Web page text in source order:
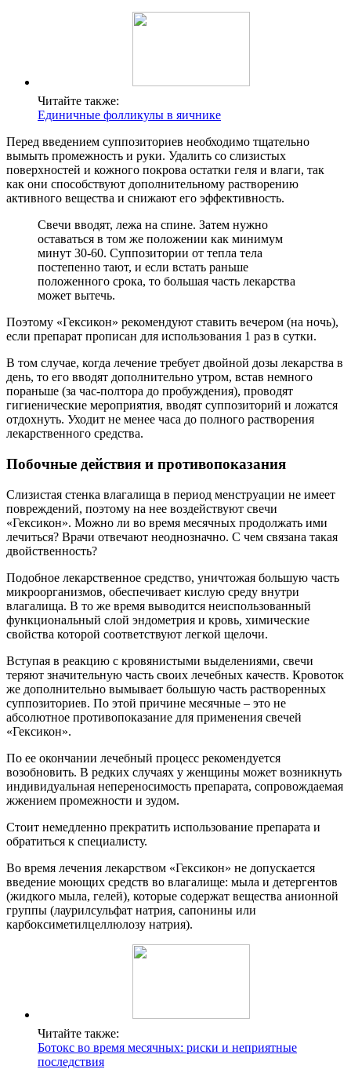
Читайте также:
Единичные фолликулы в яичнике
Перед введением суппозиториев необходимо тщательно
вымыть промежность и руки. Удалить со слизистых
поверхностей и кожного покрова остатки геля и влаги, так
как они способствуют дополнительному растворению
активного вещества и снижают его эффективность.
Свечи вводят, лежа на спине. Затем нужно
оставаться в том же положении как минимум
минут 30-60. Суппозитории от тепла тела
постепенно тают, и если встать раньше
положенного срока, то большая часть лекарства
может вытечь.
Поэтому «Гексикон» рекомендуют ставить вечером (на ночь),
если препарат прописан для использования 1 раз в сутки.
В том случае, когда лечение требует двойной дозы лекарства в
день, то его вводят дополнительно утром, встав немного
пораньше (за час-полтора до пробуждения), проводят
гигиенические мероприятия, вводят суппозиторий и ложатся
отдохнуть. Уходит не менее часа до полного растворения
лекарственного средства.
Побочные действия и противопоказания
Слизистая стенка влагалища в период менструации не имеет
повреждений, поэтому на нее воздействуют свечи
«Гексикон». Можно ли во время месячных продолжать ими
лечиться? Врачи отвечают неоднозначно. С чем связана такая
двойственность?
Подобное лекарственное средство, уничтожая большую часть
микроорганизмов, обеспечивает кислую среду внутри
влагалища. В то же время выводится неиспользованный
функциональный слой эндометрия и кровь, химические
свойства которой соответствуют легкой щелочи.
Вступая в реакцию с кровянистыми выделениями, свечи
теряют значительную часть своих лечебных качеств. Кровоток
же дополнительно вымывает большую часть растворенных
суппозиториев. По этой причине месячные – это не
абсолютное противопоказание для применения свечей
«Гексикон».
По ее окончании лечебный процесс рекомендуется
возобновить. В редких случаях у женщины может возникнуть
индивидуальная непереносимость препарата, сопровождаемая
жжением промежности и зудом.
Стоит немедленно прекратить использование препарата и
обратиться к специалисту.
Во время лечения лекарством «Гексикон» не допускается
введение моющих средств во влагалище: мыла и детергентов
(жидкого мыла, гелей), которые содержат вещества анионной
группы (лаурилсульфат натрия, сапонины или
карбоксиметилцеллюлозу натрия).
Читайте также:
Ботокс во время месячных: риски и неприятные
последствия